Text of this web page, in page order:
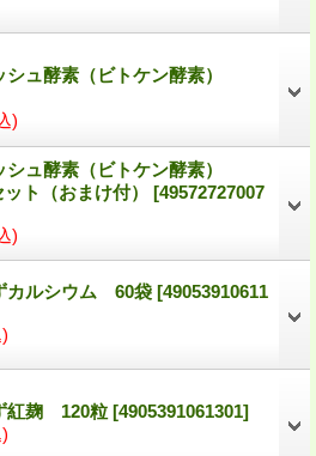
ュ酵素（ビトケン酵素）
)
ュ酵素（ビトケン酵素）
ト（おまけ付） [49572727007
)
カルシウム 60袋 [49053910611
紅麹 120粒 [4905391061301]